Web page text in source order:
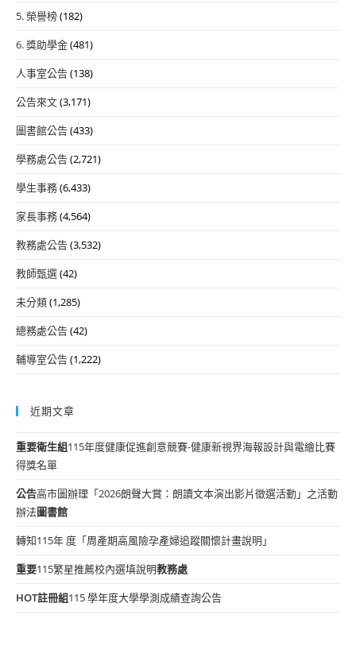
5. 榮譽榜(182)
6. 獎助學金(481)
人事室公告(138)
公告來文(3,171)
圖書館公告(433)
學務處公告(2,721)
學生事務(6,433)
家長事務(4,564)
教務處公告(3,532)
教師甄選(42)
未分類(1,285)
總務處公告(42)
輔導室公告(1,222)
近期文章
重要衛生組115年度健康促進創意競賽-健康新視界海報設計與電繪比賽
得獎名單
公告高市圖辦理「2026朗聲大賞：朗讀文本演出影片徵選活動」之活動
辦法圖書館
轉知115年 度「周產期高風險孕產婦追蹤關懷計畫說明」
重要115繁星推薦校內選填說明教務處
HOT註冊組115 學年度大學學測成績查詢公告